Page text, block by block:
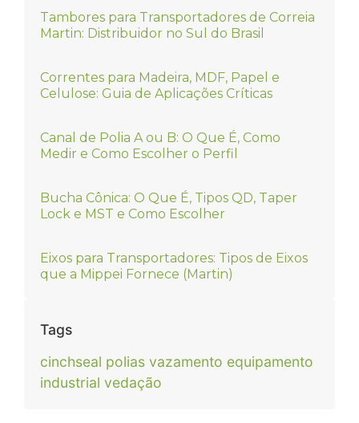
Tambores para Transportadores de Correia
Martin: Distribuidor no Sul do Brasil
Correntes para Madeira, MDF, Papel e
Celulose: Guia de Aplicações Críticas
Canal de Polia A ou B: O Que É, Como
Medir e Como Escolher o Perfil
Bucha Cônica: O Que É, Tipos QD, Taper
Lock e MST e Como Escolher
Eixos para Transportadores: Tipos de Eixos
que a Mippei Fornece (Martin)
Tags
cinchseal polias vazamento equipamento
industrial vedação